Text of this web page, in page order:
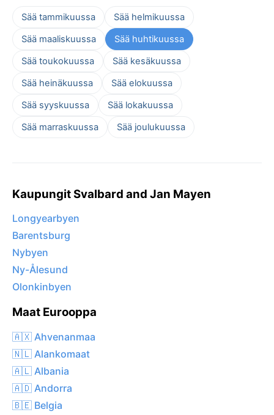
Sää tammikuussa
Sää helmikuussa
Sää maaliskuussa
Sää huhtikuussa
Sää toukokuussa
Sää kesäkuussa
Sää heinäkuussa
Sää elokuussa
Sää syyskuussa
Sää lokakuussa
Sää marraskuussa
Sää joulukuussa
Kaupungit Svalbard and Jan Mayen
Longyearbyen
Barentsburg
Nybyen
Ny-Ålesund
Olonkinbyen
Maat Eurooppa
🇦🇽 Ahvenanmaa
🇳🇱 Alankomaat
🇦🇱 Albania
🇦🇩 Andorra
🇧🇪 Belgia